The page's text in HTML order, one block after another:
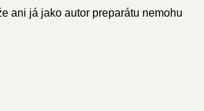
ani já jako autor preparátu nemohu